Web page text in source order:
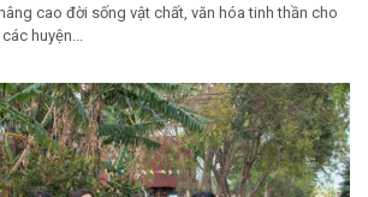
cao đời sống vật chất, văn hóa tinh thần cho
huyện...